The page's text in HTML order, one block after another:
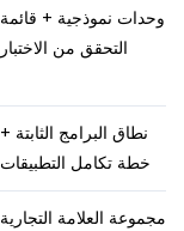
وحدات نموذجية + قائمة
التحقق من الاختبار
نطاق البرامج الثابتة +
خطة تكامل التطبيقات
مجموعة العلامة التجارية